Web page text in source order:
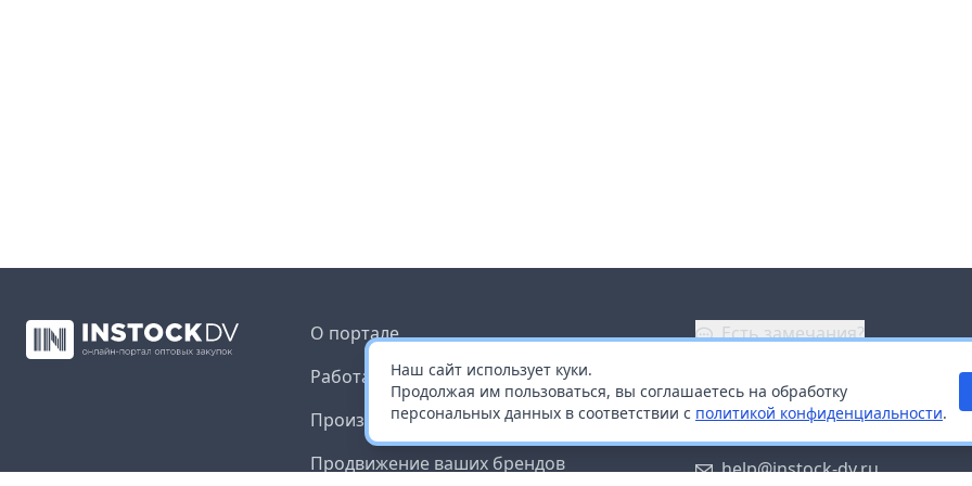
Наш сайт использует куки.
Продолжая им пользоваться, вы соглашаетесь на обработку
персональных данных в соответствии с политикой конфиденциальности.
О портале
Работа с платформой
Производителям и дистрибьюторам
Продвижение ваших брендов
Есть замечания?
Заказать звонок
help@instock-dv.ru